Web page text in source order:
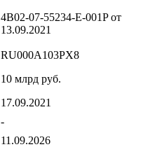
4B02-07-55234-E-001P от
13.09.2021
RU000A103PX8
10 млрд руб.
17.09.2021
-
11.09.2026